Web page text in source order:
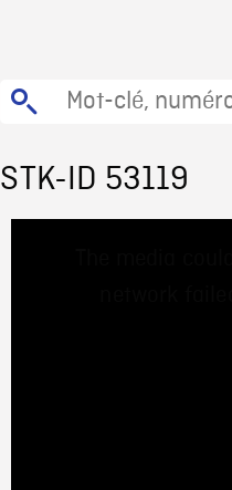
STK-ID 53119